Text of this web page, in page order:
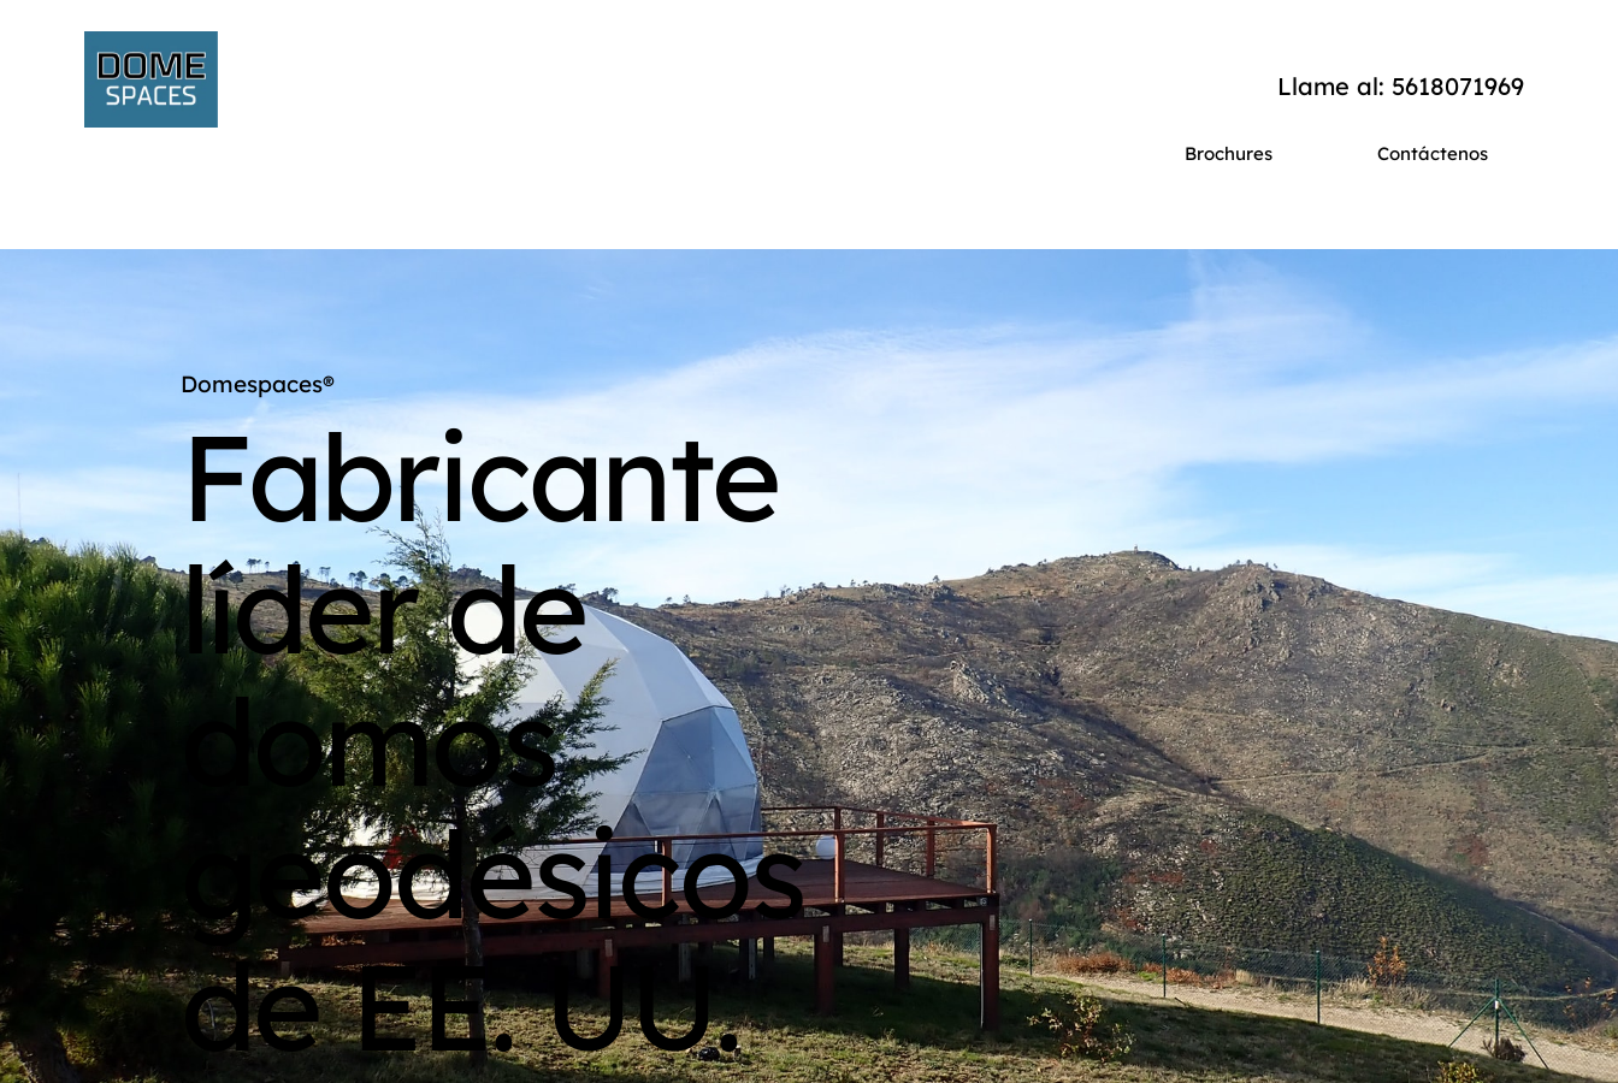
Llame al: 5618071969
Brochures Contáctenos
Domespaces®
Fabricante
líder de
domos
geodésicos
de EE. UU.